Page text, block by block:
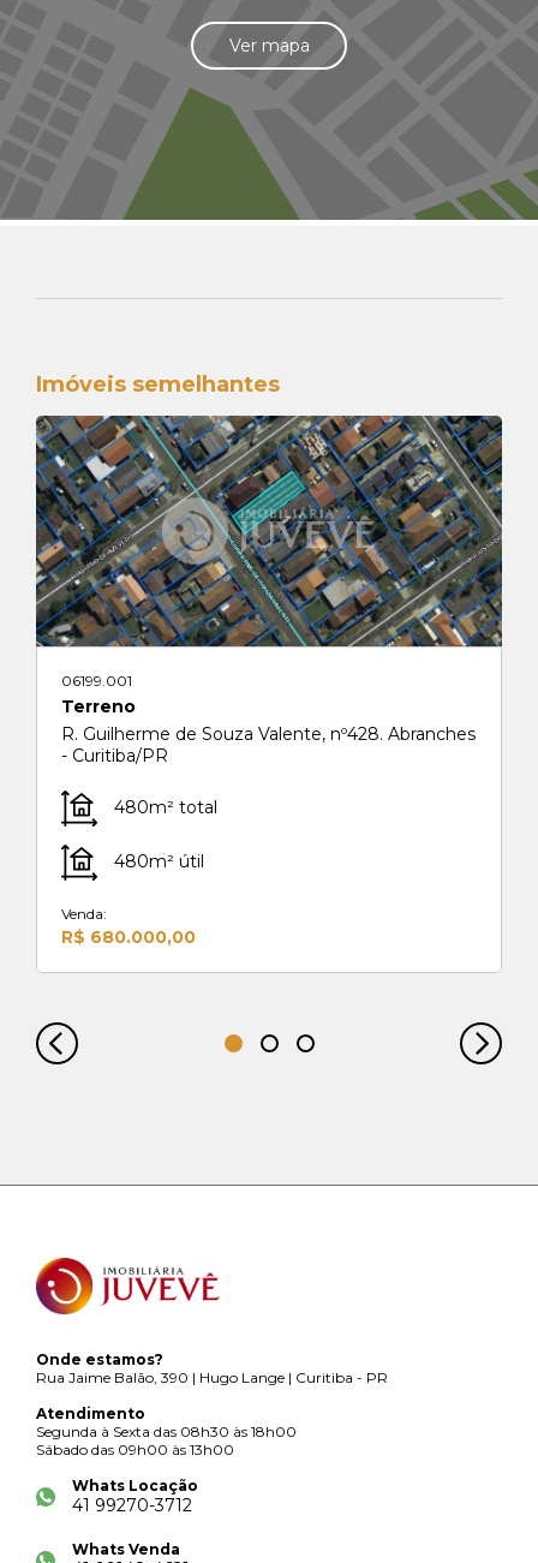
Ver mapa
Imóveis semelhantes
06199.001
Terreno
R. Guilherme de Souza Valente, nº428. Abranches
- Curitiba/PR
480m² total
480m² útil
Venda:
R$ 680.000,00
Onde estamos?
Rua Jaime Balão, 390 | Hugo Lange | Curitiba - PR
Atendimento
Segunda à Sexta das 08h30 às 18h00
Sábado das 09h00 às 13h00
Whats Locação
41 99270-3712
Whats Venda